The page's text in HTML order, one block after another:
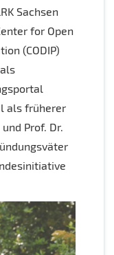
Sachsen
for Open
(CODIP)
als
als früherer
Prof. Dr.